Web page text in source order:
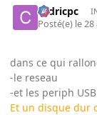
cedricpc
Posté(e) le
dans ce qui
-le reseau
-et les periph USB
Et un disque dur